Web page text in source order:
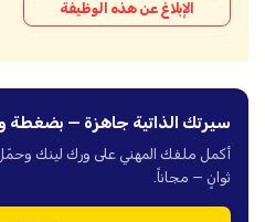
الإبلاغ عن هذه الوظيفة
سيرتك الذاتية جاهزة — بضغطة
أكمل ملفك المهني على ورك لينك وحمّل
ثوانٍ — مجاناً.